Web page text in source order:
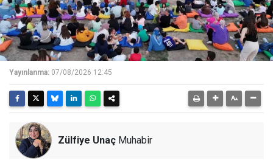
Yayınlanma: 07/08/2026 12:45
Zülfiye Unaç Muhabir